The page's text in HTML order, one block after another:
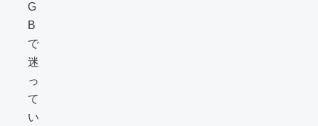
G
B
で
迷
っ
て
い